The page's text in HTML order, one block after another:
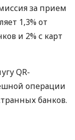
за прием
1,3% от
и 2% с карт
QR-
операции
банков.